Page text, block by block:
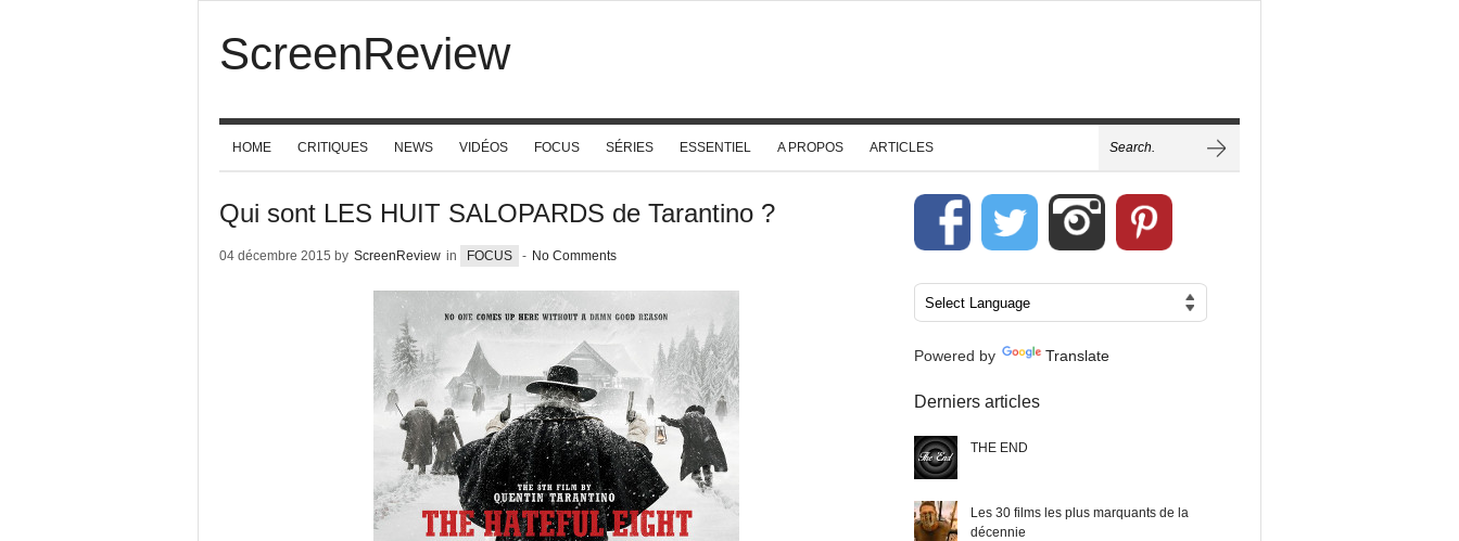
ScreenReview
HOME CRITIQUES NEWS VIDÉOS FOCUS SÉRIES ESSENTIEL A PROPOS ARTICLES
Qui sont LES HUIT SALOPARDS de Tarantino ?
04 décembre 2015 by ScreenReview in FOCUS - No Comments
Powered by Translate
Derniers articles
THE END
Les 30 films les plus marquants de la
décennie